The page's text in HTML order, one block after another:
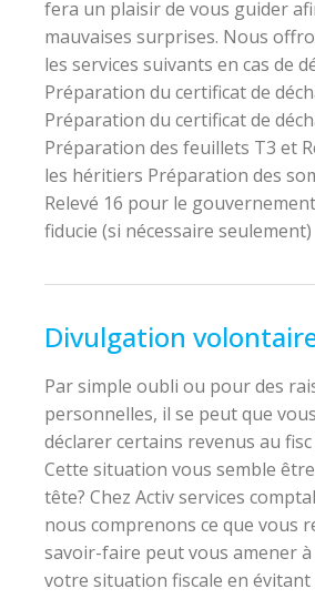
fera un plaisir de vous guider
mauvaises surprises. Nous
les services suivants en cas de
Préparation du certificat de
Préparation du certificat de
Préparation des feuillets T3 et
les héritiers Préparation des
Relevé 16 pour le
fiducie (si nécessaire seulement)
Divulgation
Par simple oubli ou pour des
personnelles, il se peut que
déclarer certains revenus au
Cette situation vous semble
tête? Chez Activ services
nous comprenons ce que vous
savoir-faire peut vous amener
votre situation fiscale en évitant